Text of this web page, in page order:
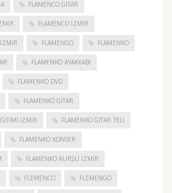
FLAMENCO GITAR
FLAMENCO IZMIR
FLAMENGO FLAMENKO
FLAMENKO AYAKKABI
FLAMENKO DVD
FLAMENKO GITAR
İZMIR FLAMENKO GITAR TELI
FLAMENKO KONSER
FLAMENKO KURSU İZMIR
FLEMENCO FLEMENGO